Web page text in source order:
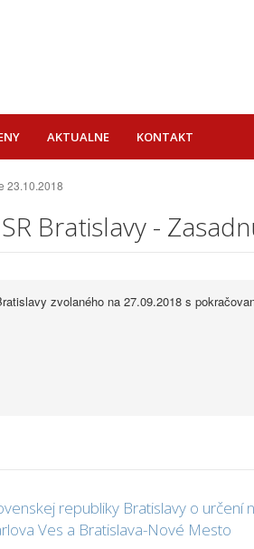
AKTUALNE KONTAKT
23.10.2018
Bratislavy -
zvolaného na 27.09.2018 s
republiky Bratislavy o určení
Ves a Bratislava-Nové Mesto